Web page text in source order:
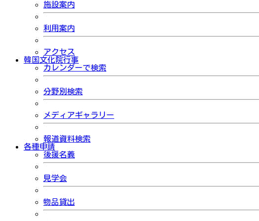
施設案内
利用案内
アクセス
韓国文化院行事
カレンダーで検索
分野別検索
メディアギャラリー
報道資料検索
各種申請
後援名義
見学会
物品貸出